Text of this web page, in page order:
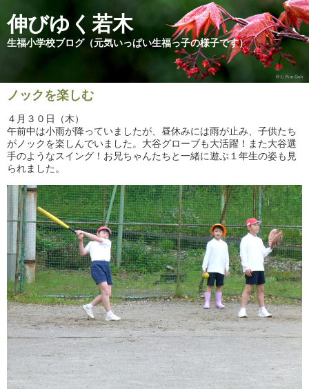
伸びゆく若木
生福小学校ブログ（元気いっぱい生福っ子の様子です）
ノックを楽しむ
４月３０日（木）
午前中は小雨が降っていましたが、昼休みには雨が止み、子供たち
がノックを楽しんでいました。大谷グローブも大活躍！また大谷選
手のようなスイング！お兄ちゃんたちと一緒に遊ぶ１年生の姿も見
られました。